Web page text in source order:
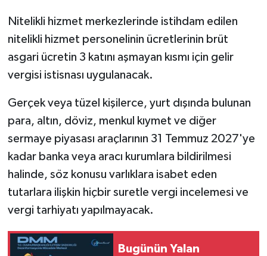
Nitelikli hizmet merkezlerinde istihdam edilen
nitelikli hizmet personelinin ücretlerinin brüt
asgari ücretin 3 katını aşmayan kısmı için gelir
vergisi istisnası uygulanacak.
Gerçek veya tüzel kişilerce, yurt dışında bulunan
para, altın, döviz, menkul kıymet ve diğer
sermaye piyasası araçlarının 31 Temmuz 2027'ye
kadar banka veya aracı kurumlara bildirilmesi
halinde, söz konusu varlıklara isabet eden
tutarlara ilişkin hiçbir suretle vergi incelemesi ve
vergi tarhiyatı yapılmayacak.
Bugünün Yalan